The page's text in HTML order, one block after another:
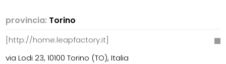
provincia: Torino
[http://home.leapfactory.it]
via Lodi 23, 10100 Torino (TO), Italia